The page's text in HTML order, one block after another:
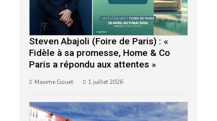
Steven Abajoli (Foire de Paris) : «
Fidèle à sa promesse, Home & Co
Paris a répondu aux attentes »
Maxime Gouet 1 juillet 2026